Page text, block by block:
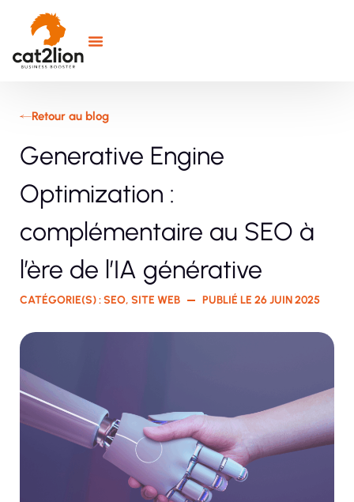
Retour au blog
Generative Engine
Optimization :
complémentaire au SEO à
l’ère de l’IA générative
CATÉGORIE(S) :SEO, SITE WEB PUBLIÉ LE 26 JUIN 2025